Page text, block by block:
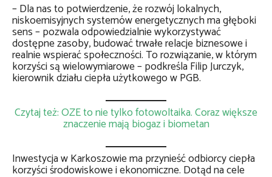
– Dla nas to potwierdzenie, że rozwój lokalnych,
niskoemisyjnych systemów energetycznych ma głęboki
sens – pozwala odpowiedzialnie wykorzystywać
dostępne zasoby, budować trwałe relacje biznesowe i
realnie wspierać społeczności. To rozwiązanie, w którym
korzyści są wielowymiarowe – podkreśla Filip Jurczyk,
kierownik działu ciepła użytkowego w PGB.
Czytaj też: OZE to nie tylko fotowoltaika. Coraz większe
znaczenie mają biogaz i biometan
Inwestycja w Karkoszowie ma przynieść odbiorcy ciepła
korzyści środowiskowe i ekonomiczne. Dotąd na cele